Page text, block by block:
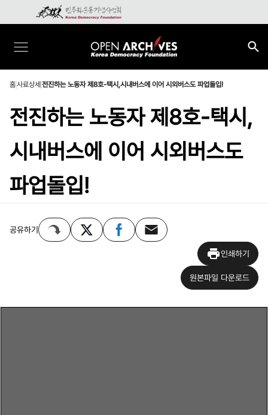
홈사료상세 전진하는 노동자 제8호-택시,시내버스에 이어 시외버스도 파업돌입!
전진하는 노동자 제8호-택시,
시내버스에 이어 시외버스도
파업돌입!
공유하기
인쇄하기
원본파일 다운로드